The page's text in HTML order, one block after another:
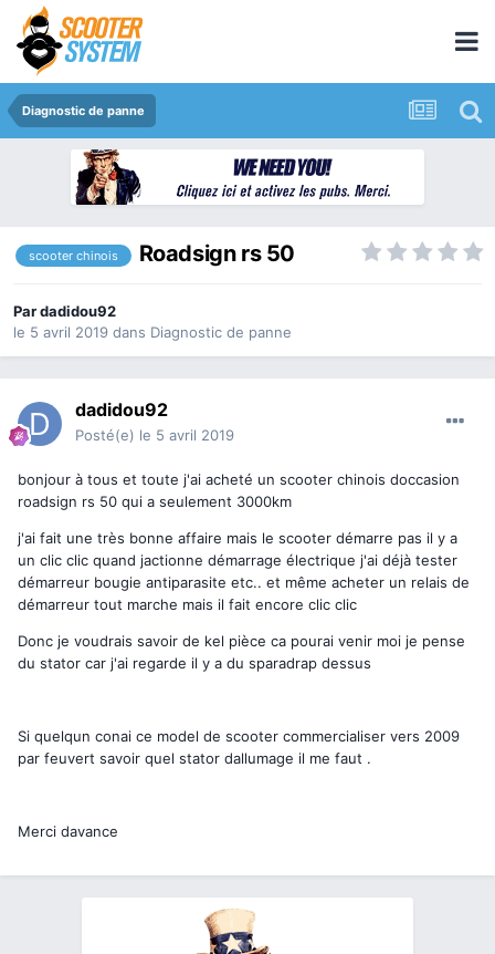
Diagnostic de panne
scooter chinois Roadsign rs 50
Pardadidou92
le 5 avril 2019 dans Diagnostic de panne
dadidou92
Posté(e) le 5 avril 2019
bonjour à tous et toute j'ai acheté un scooter chinois doccasion
roadsign rs 50 qui a seulement 3000km
j'ai fait une très bonne affaire mais le scooter démarre pas il y a
un clic clic quand jactionne démarrage électrique j'ai déjà tester
démarreur bougie antiparasite etc.. et même acheter un relais de
démarreur tout marche mais il fait encore clic clic
Donc je voudrais savoir de kel pièce ca pourai venir moi je pense
du stator car j'ai regarde il y a du sparadrap dessus
Si quelqun conai ce model de scooter commercialiser vers 2009
par feuvert savoir quel stator dallumage il me faut .
Merci davance